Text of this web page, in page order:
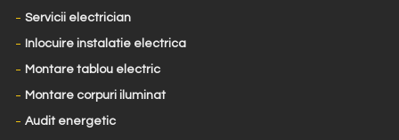
Servicii electrician
Inlocuire instalatie electrica
Montare tablou electric
Montare corpuri iluminat
Audit energetic